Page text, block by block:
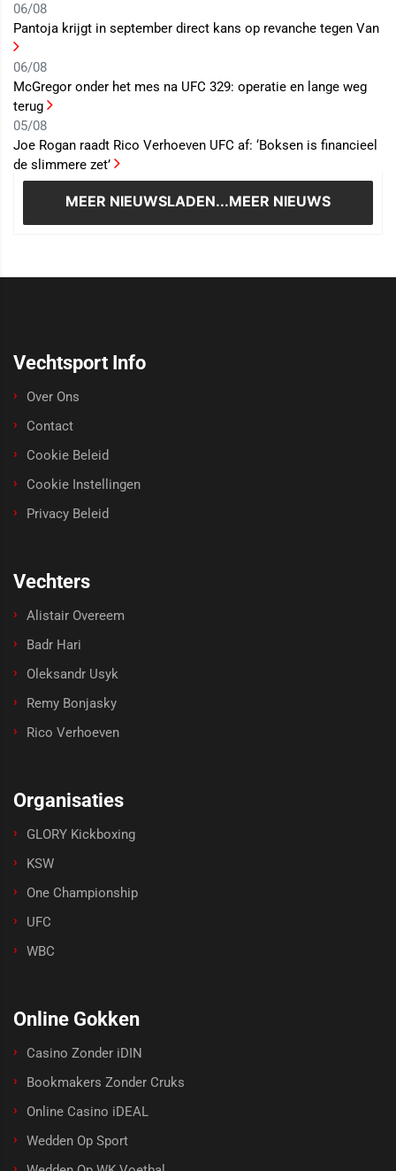
06/08
Pantoja krijgt in september direct kans op revanche tegen Van
06/08
McGregor onder het mes na UFC 329: operatie en lange weg
terug
05/08
Joe Rogan raadt Rico Verhoeven UFC af: ‘Boksen is financieel
de slimmere zet’
MEER NIEUWSLADEN...MEER NIEUWS
Vechtsport Info
Over Ons
Contact
Cookie Beleid
Cookie Instellingen
Privacy Beleid
Vechters
Alistair Overeem
Badr Hari
Oleksandr Usyk
Remy Bonjasky
Rico Verhoeven
Organisaties
GLORY Kickboxing
KSW
One Championship
UFC
WBC
Online Gokken
Casino Zonder iDIN
Bookmakers Zonder Cruks
Online Casino iDEAL
Wedden Op Sport